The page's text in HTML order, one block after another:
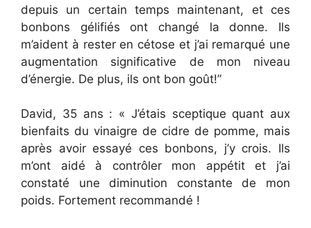
depuis un certain temps maintenant, et ces
bonbons gélifiés ont changé la donne. Ils
m’aident à rester en cétose et j’ai remarqué une
augmentation significative de mon niveau
d’énergie. De plus, ils ont bon goût!”
David, 35 ans : « J’étais sceptique quant aux
bienfaits du vinaigre de cidre de pomme, mais
après avoir essayé ces bonbons, j’y crois. Ils
m’ont aidé à contrôler mon appétit et j’ai
constaté une diminution constante de mon
poids. Fortement recommandé !